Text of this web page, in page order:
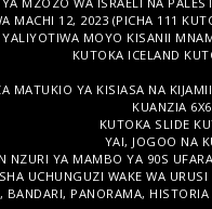
MACHI 12, 2023 (PICHA 111
MOYO KISANII
KUTOKA ICELAND
MATUKIO YA KISIASA NA
KUANZIA
KUTOKA SLIDE
YAI, JOGOO NA
NZURI YA MAMBO YA 90S
UCHUNGUZI WAKE WA
BANDARI, PANORAMA,